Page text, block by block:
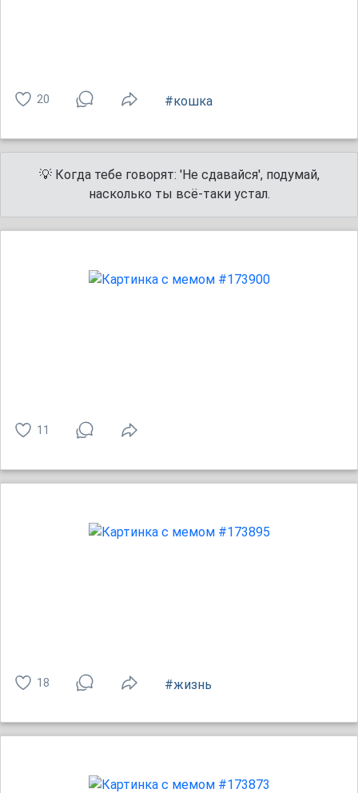
20 #кошка
💡 Когда тебе говорят: 'Не сдавайся', подумай,
насколько ты всё-таки устал.
11
18 #жизнь